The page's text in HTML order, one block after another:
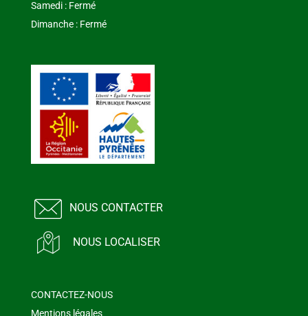
Samedi : Fermé
Dimanche : Fermé
NOUS CONTACTER
NOUS LOCALISER
CONTACTEZ-NOUS
Mentions légales